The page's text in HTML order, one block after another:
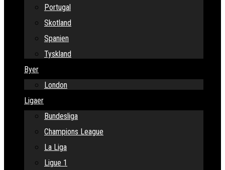
Portugal
Skotland
Spanien
Tyskland
Byer
London
Ligaer
Bundesliga
Champions League
La Liga
Ligue 1